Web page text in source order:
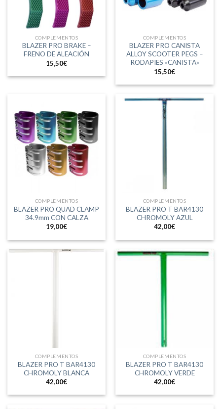
COMPLEMENTOS
BLAZER PRO BRAKE –
FRENO DE ALEACIÓN
15,50€
COMPLEMENTOS
BLAZER PRO CANISTA
ALLOY SCOOTER PEGS –
RODAPIES «CANISTA»
15,50€
COMPLEMENTOS
BLAZER PRO QUAD CLAMP
34.9mm CON CALZA
19,00€
COMPLEMENTOS
BLAZER PRO T BAR4130
CHROMOLY AZUL
42,00€
COMPLEMENTOS
BLAZER PRO T BAR4130
CHROMOLY BLANCA
42,00€
COMPLEMENTOS
BLAZER PRO T BAR4130
CHROMOLY VERDE
42,00€